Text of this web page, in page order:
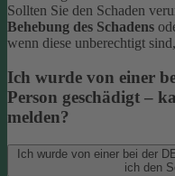
Sollten Sie den Schaden
Behebung des Schadens
wenn diese unberechtigt
Ich wurde von einer
Person geschädigt –
melden?
Ich wurde von einer bei der
ich den